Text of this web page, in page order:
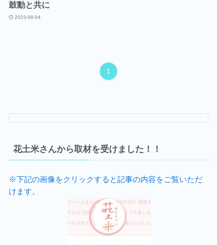
鼓動と共に
2023-08-04
1
花土米さんから取材を受けました！！
※下記の画像をクリックすると記事の内容をご覧いただ
けます。